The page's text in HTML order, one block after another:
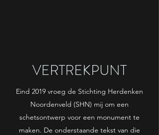
VERTREKPUNT
Eind 2019 vroeg de Stichting Herdenken
Noordenveld (SHN) mij om een
schetsontwerp voor een monument te
maken. De onderstaande tekst van die